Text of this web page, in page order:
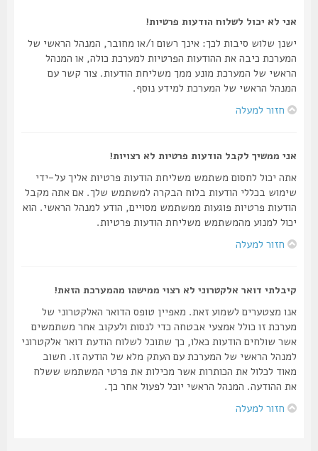
אני לא יכול לשלוח הודעות פרטיות!
ישנן שלוש סיבות לכך: אינך רשום ו/או מחובר, המנהל הראשי של
המערכת כיבה את ההודעות הפרטיות למערכת כולה, או המנהל
הראשי של המערכת מונע ממך משליחת הודעות. צור קשר עם
המנהל הראשי של המערכת למידע נוסף.
חזור למעלה
אני ממשיך לקבל הודעות פרטיות לא רצויות!
אתה יכול לחסום משתמש משליחת הודעות פרטיות אליך על-ידי
שימוש בכללי הודעות בלוח הבקרה למשתמש שלך. אם אתה מקבל
הודעות פרטיות פוגעות ממשתמש מסויים, הודע למנהל הראשי. הוא
יכול למנוע מהמשתמש משליחת הודעות פרטיות.
חזור למעלה
קיבלתי דואר אלקטרוני לא רצוי ממישהו מהמערכת הזאת!
אנו מצטערים לשמוע זאת. מאפיין טופס הדואר האלקטרוני של
מערכת זו כולל אמצעי אבטחה כדי לנסות ולעקוב אחר משתמשים
אשר שולחים הודעות כאלו, כך שתוכל לשלוח הודעת דואר אלקטרוני
למנהל הראשי של המערכת עם העתק מלא של הודעה זו. חשוב
מאוד לכלול את הכותרות אשר מכילות את פרטי המשתמש ששלח
את ההודעה. המנהל הראשי יוכל לפעול אחר כך.
חזור למעלה